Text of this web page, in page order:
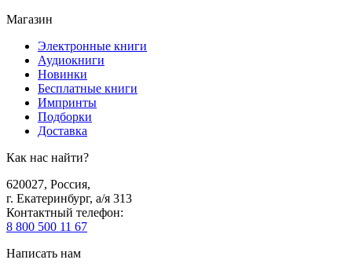
Магазин
Электронные книги
Аудиокниги
Новинки
Бесплатные книги
Импринты
Подборки
Доставка
Как нас найти?
620027, Россия,
г. Екатеринбург, а/я 313
Контактный телефон:
8 800 500 11 67
Написать нам